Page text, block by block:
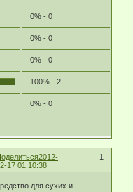
0% - 0
0% - 0
0% - 0
100% - 2
0% - 0
1
2012-
17 01:10:38
для сухих и